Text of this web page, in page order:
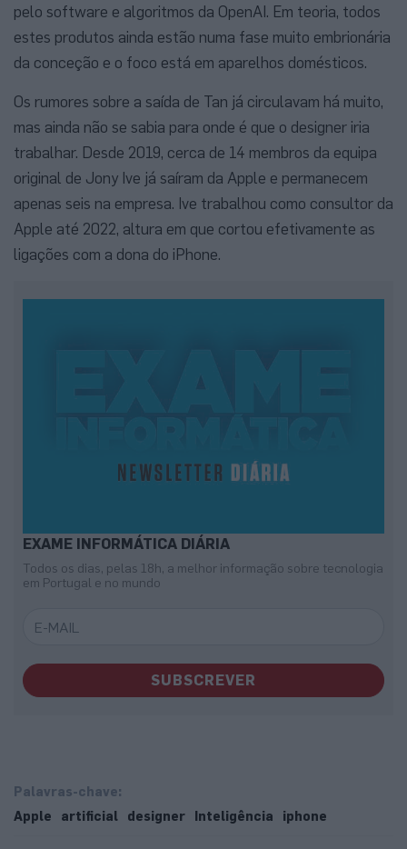
pelo software e algoritmos da OpenAI. Em teoria, todos
estes produtos ainda estão numa fase muito embrionária
da conceção e o foco está em aparelhos domésticos.
Os rumores sobre a saída de Tan já circulavam há muito,
mas ainda não se sabia para onde é que o designer iria
trabalhar. Desde 2019, cerca de 14 membros da equipa
original de Jony Ive já saíram da Apple e permanecem
apenas seis na empresa. Ive trabalhou como consultor da
Apple até 2022, altura em que cortou efetivamente as
ligações com a dona do iPhone.
EXAME INFORMÁTICA DIÁRIA
Todos os dias, pelas 18h, a melhor informação sobre tecnologia
em Portugal e no mundo
SUBSCREVER
Palavras-chave:
Apple
artificial designer Inteligência iphone